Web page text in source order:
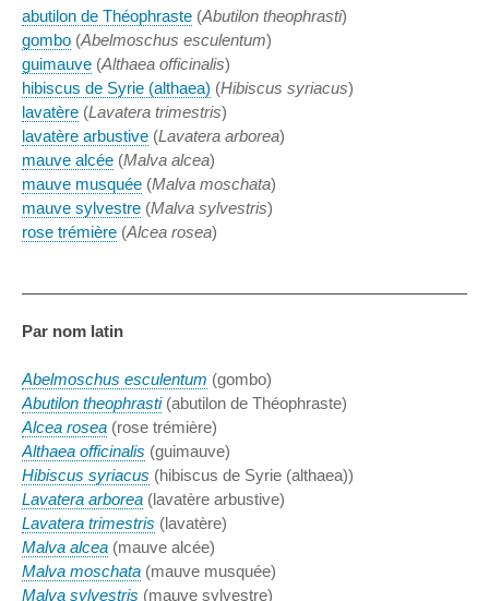
abutilon de Théophraste (Abutilon theophrasti)
gombo (Abelmoschus esculentum)
guimauve (Althaea officinalis)
hibiscus de Syrie (althaea) (Hibiscus syriacus)
lavatère (Lavatera trimestris)
lavatère arbustive (Lavatera arborea)
mauve alcée (Malva alcea)
mauve musquée (Malva moschata)
mauve sylvestre (Malva sylvestris)
rose trémière (Alcea rosea)
Par nom latin
Abelmoschus esculentum (gombo)
Abutilon theophrasti (abutilon de Théophraste)
Alcea rosea (rose trémière)
Althaea officinalis (guimauve)
Hibiscus syriacus (hibiscus de Syrie (althaea))
Lavatera arborea (lavatère arbustive)
Lavatera trimestris (lavatère)
Malva alcea (mauve alcée)
Malva moschata (mauve musquée)
Malva sylvestris (mauve sylvestre)